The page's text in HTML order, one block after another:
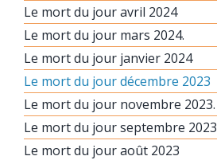
Le mort du jour avril 2024
Le mort du jour mars 2024.
Le mort du jour janvier 2024
Le mort du jour décembre 2023
Le mort du jour novembre 2023.
Le mort du jour septembre 2023
Le mort du jour août 2023